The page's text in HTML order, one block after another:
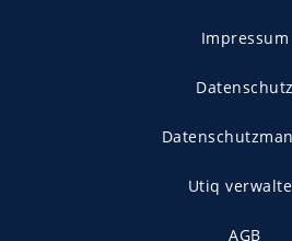
Impressum
Datenschutz
Utiq
AGB